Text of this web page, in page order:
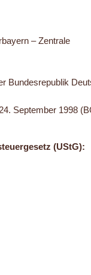
– Zentrale
Bundesrepublik
September 1998
(UStG):